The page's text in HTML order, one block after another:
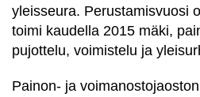
yleisseura. Perustamisvuosi
toimi kaudella 2015 mäki,
pujottelu, voimistelu ja
Painon- ja